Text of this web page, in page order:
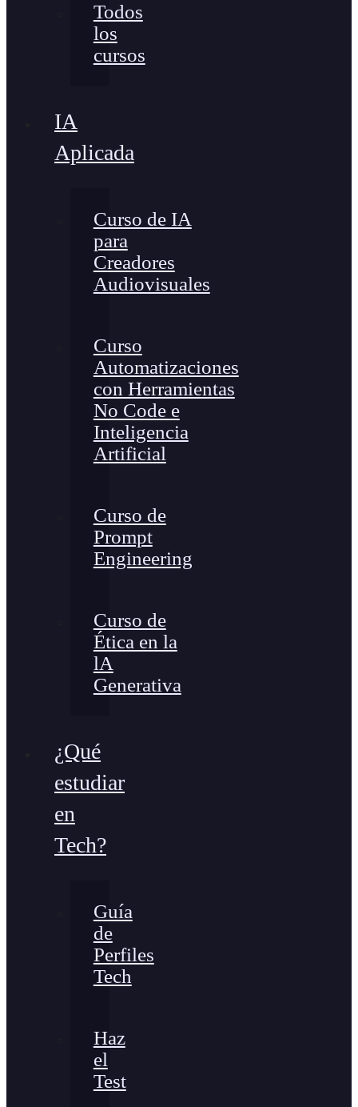
Todos
los
cursos
IA
Aplicada
Curso de IA
para
Creadores
Audiovisuales
Curso
Automatizaciones
con Herramientas
No Code e
Inteligencia
Artificial
Curso de
Prompt
Engineering
Curso de
Ética en la
lA
Generativa
¿Qué
estudiar
en
Tech?
Guía
de
Perfiles
Tech
Haz
el
Test